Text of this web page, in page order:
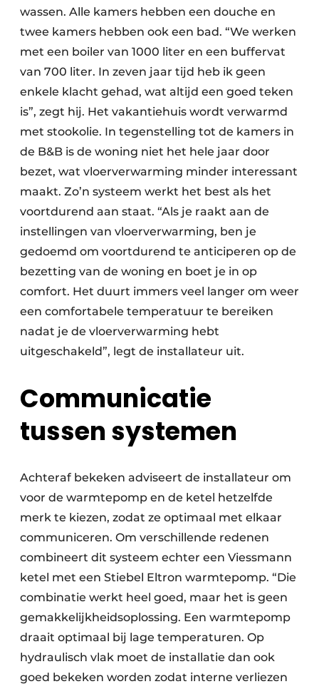
wassen. Alle kamers hebben een douche en
twee kamers hebben ook een bad. “We werken
met een boiler van 1000 liter en een buffervat
van 700 liter. In zeven jaar tijd heb ik geen
enkele klacht gehad, wat altijd een goed teken
is”, zegt hij. Het vakantiehuis wordt verwarmd
met stookolie. In tegenstelling tot de kamers in
de B&B is de woning niet het hele jaar door
bezet, wat vloerverwarming minder interessant
maakt. Zo’n systeem werkt het best als het
voort­durend aan staat. “Als je raakt aan de
instellingen van vloerverwarming, ben je
gedoemd om voortdurend te anticiperen op de
bezetting van de woning en boet je in op
comfort. Het duurt immers veel langer om weer
een ­comfortabele temperatuur te bereiken
nadat je de vloerverwarming hebt
uitgeschakeld”, legt de installateur uit.
Communicatie
tussen systemen
Achteraf bekeken adviseert de installateur om
voor de warmtepomp en de ketel hetzelfde
merk te kiezen, zodat ze optimaal met elkaar
communiceren. Om verschillende redenen
combineert dit systeem echter een Viessmann
ketel met een Stiebel Eltron warmtepomp. “Die
combinatie werkt heel goed, maar het is geen
gemakkelijkheidsoplossing. Een warmtepomp
draait optimaal bij lage temperaturen. Op
hydraulisch vlak moet de installatie dan ook
goed bekeken worden zodat interne verliezen